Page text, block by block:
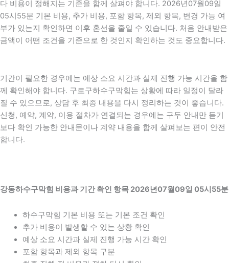
다 비용이 정해지는 기준을 함께 살펴야 합니다. 2026년07월09일
05시55분 기본 비용, 추가 비용, 포함 항목, 제외 항목, 변경 가능 여
부가 있는지 확인하면 이후 혼선을 줄일 수 있습니다. 처음 안내받은
금액이 어떤 조건을 기준으로 한 것인지 확인하는 것도 중요합니다.
기간이 필요한 경우에는 예상 소요 시간과 실제 진행 가능 시간을 함
께 확인해야 합니다. 구로구하수구막힘는 상황에 따라 일정이 달라
질 수 있으므로, 상담 후 최종 내용을 다시 정리하는 것이 좋습니다.
신청, 예약, 계약, 이용 절차가 연결되는 경우에는 구두 안내만 듣기
보다 확인 가능한 안내문이나 계약 내용을 함께 살펴보는 편이 안전
합니다.
강동하수구막힘 비용과 기간 확인 항목 2026년07월09일 05시55분
하수구막힘 기본 비용 또는 기본 조건 확인
추가 비용이 발생할 수 있는 상황 확인
예상 소요 시간과 실제 진행 가능 시간 확인
포함 항목과 제외 항목 구분